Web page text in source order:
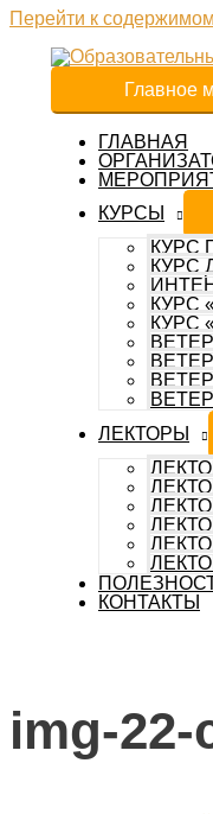
Перейти к
Главное
ГЛАВНАЯ
КУРСЫ
КУРС
КУРС
КУРС
КУРС
ЛЕКТОРЫ
КОНТАКТЫ
img-